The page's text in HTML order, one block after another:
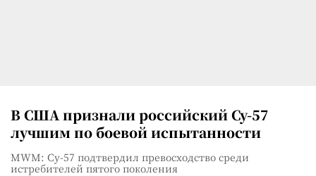
В США признали российский Су-57
лучшим по боевой испытанности
MWM: Су-57 подтвердил превосходство среди
истребителей пятого поколения